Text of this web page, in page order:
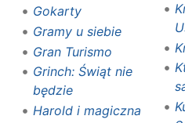
Gokarty
Gramy u siebie
Gran Turismo
Grinch: Świąt nie
będzie
Harold i magiczna